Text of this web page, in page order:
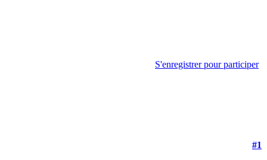
S'enregistrer pour participer
#1